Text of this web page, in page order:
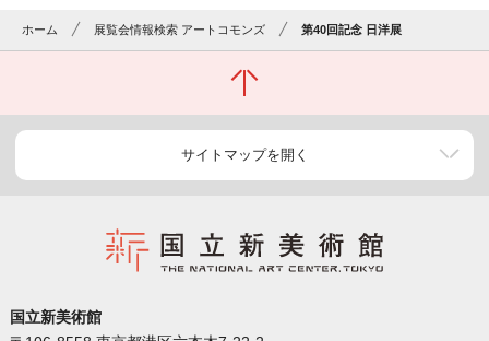
ホーム 展覧会情報検索 アートコモンズ 第40回記念 日洋展
サイトマップを開く
国立新美術館